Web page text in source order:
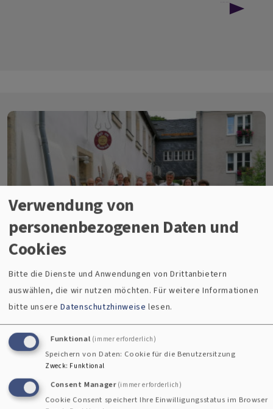
Adventskonzert lockt Besuchende in die
Michaeliskirche
Am Sonntag, 8. Dezember, findet um 17 Uhr in
Verwendung von
personenbezogenen Daten und
Cookies
Bitte die Dienste und Anwendungen von Drittanbietern
auswählen, die wir nutzen möchten.Für weitere Informationen
bitte unsereDatenschutzhinweise lesen.
Funktional (immer erforderlich)
Speichern von Daten: Cookie für die Benutzersitzung
Zweck: Funktional
Consent Manager (immer erforderlich)
Cookie Consent speichert Ihre Einwilligungsstatus im Browser